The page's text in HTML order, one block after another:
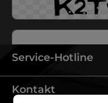
Ich habe die
genommen und
Service-Hotline
Kontakt